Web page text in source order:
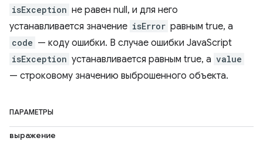
isException не равен null, и для него
устанавливается значение isError равным true, а
code — коду ошибки. В случае ошибки JavaScript
isException устанавливается равным true, а value
— строковому значению выброшенного объекта.
ПАРАМЕТРЫ
выражение